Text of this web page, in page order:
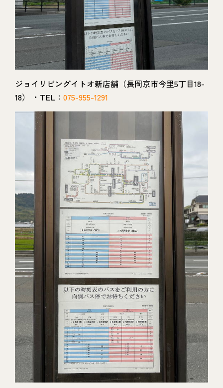
ジョイリビングイトオ新店舗（長岡京市今里5丁目18-
18） ・TEL： 075-955-1291